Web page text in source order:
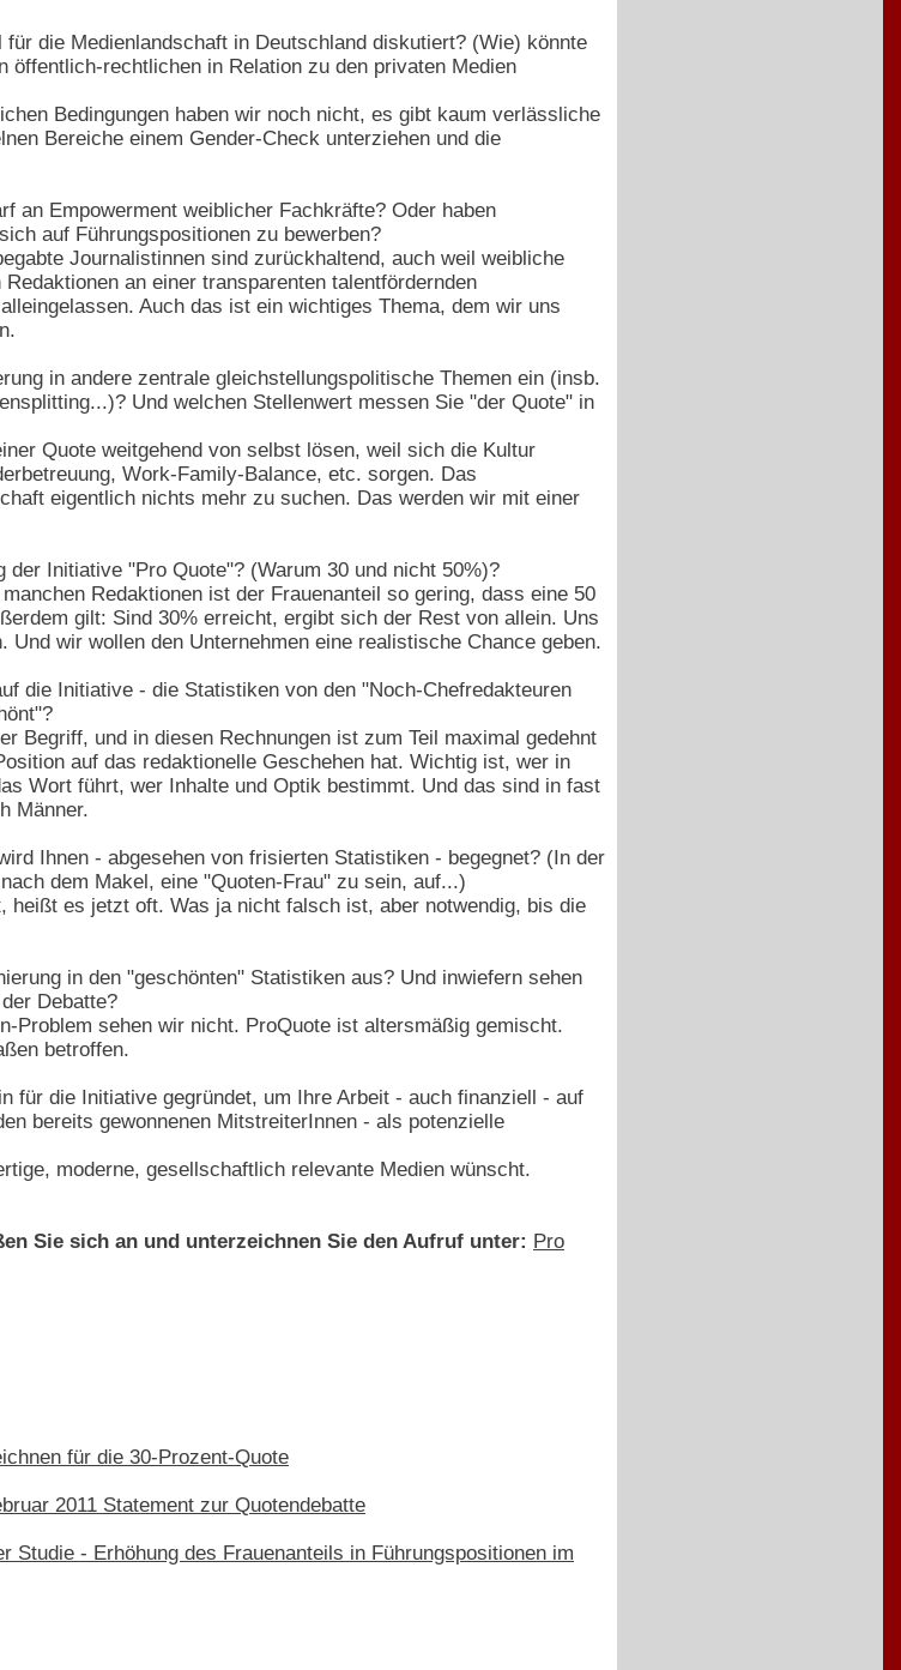
die Medienlandschaft in Deutschland diskutiert? (Wie) könnte
öffentlich-rechtlichen in Relation zu den privaten Medien
Bedingungen haben wir noch nicht, es gibt kaum verlässliche
Bereiche einem Gender-Check unterziehen und die
an Empowerment weiblicher Fachkräfte? Oder haben
auf Führungspositionen zu bewerben?
Journalistinnen sind zurückhaltend, auch weil weibliche
an einer transparenten talentfördernden
Auch das ist ein wichtiges Thema, dem wir uns
in andere zentrale gleichstellungspolitische Themen ein (insb.
Und welchen Stellenwert messen Sie "der Quote" in
Quote weitgehend von selbst lösen, weil sich die Kultur
Work-Family-Balance, etc. sorgen. Das
eigentlich nichts mehr zu suchen. Das werden wir mit einer
der Initiative "Pro Quote"? (Warum 30 und nicht 50%)?
Redaktionen ist der Frauenanteil so gering, dass eine 50
gilt: Sind 30% erreicht, ergibt sich der Rest von allein. Uns
wir wollen den Unternehmen eine realistische Chance geben.
die Initiative - die Statistiken von den "Noch-Chefredakteuren
Begriff, und in diesen Rechnungen ist zum Teil maximal gedehnt
auf das redaktionelle Geschehen hat. Wichtig ist, wer in
Wort führt, wer Inhalte und Optik bestimmt. Und das sind in fast
Männer.
Ihnen - abgesehen von frisierten Statistiken - begegnet? (In der
dem Makel, eine "Quoten-Frau" zu sein, auf...)
heißt es jetzt oft. Was ja nicht falsch ist, aber notwendig, bis die
in den "geschönten" Statistiken aus? Und inwiefern sehen
Debatte?
Problem sehen wir nicht. ProQuote ist altersmäßig gemischt.
betroffen.
für die Initiative gegründet, um Ihre Arbeit - auch finanziell - auf
bereits gewonnenen MitstreiterInnen - als potenzielle
moderne, gesellschaftlich relevante Medien wünscht.
Sie sich an und unterzeichnen Sie den Aufruf unter: Pro
für die 30-Prozent-Quote
2011 Statement zur Quotendebatte
Studie - Erhöhung des Frauenanteils in Führungspositionen im